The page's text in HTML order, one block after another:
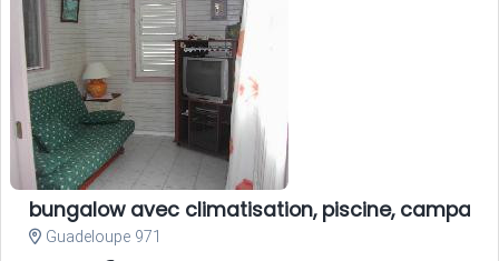
bungalow avec climatisation, piscine,
Guadeloupe 971